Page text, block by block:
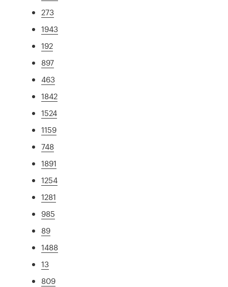
273
1943
192
897
463
1842
1524
1159
748
1891
1254
1281
985
89
1488
13
809